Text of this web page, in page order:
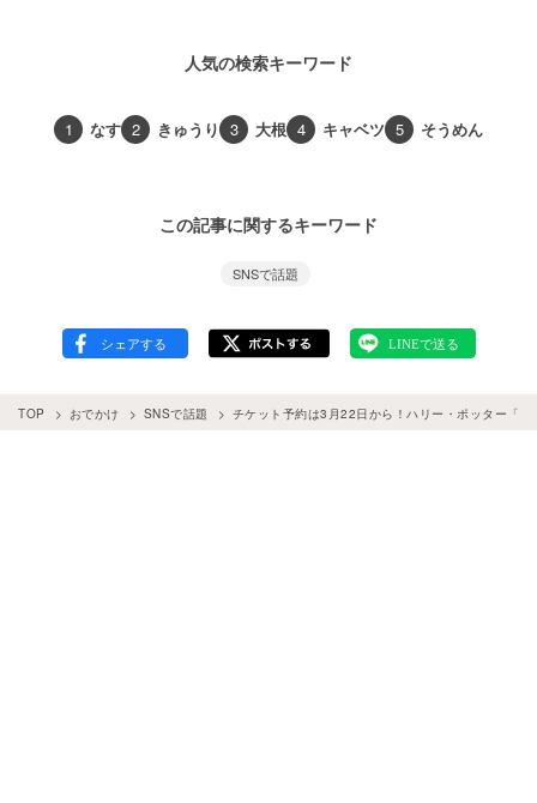
人気の検索キーワード
1 なす 2 きゅうり 3 大根 4 キャベツ 5 そうめん
この記事に関するキーワード
SNSで話題
TOP おでかけ SNSで話題 チケット予約は3月22日から！ハリー・ポッター「